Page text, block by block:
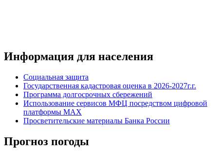
Информация для населения
Социальная защита
Государственная кадастровая оценка в 2026-2027г.г.
Программа долгосрочных сбережений
Использование сервисов МФЦ посредством цифровой
платформы MAX
Просветительские материалы Банка России
Прогноз погоды